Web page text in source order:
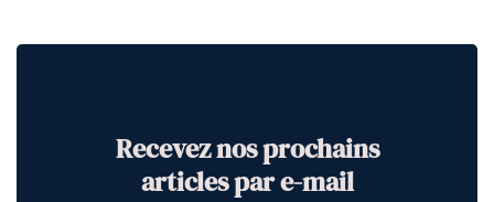
Recevez nos prochains
articles par e-mail